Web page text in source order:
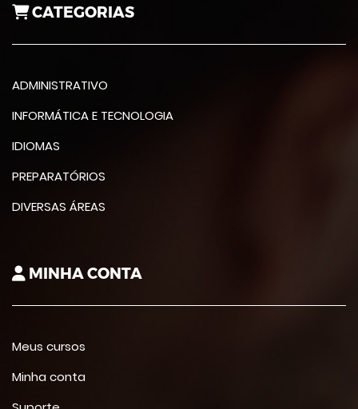
CATEGORIAS
ADMINISTRATIVO
INFORMÁTICA E TECNOLOGIA
IDIOMAS
PREPARATÓRIOS
DIVERSAS ÁREAS
MINHA CONTA
Meus cursos
Minha conta